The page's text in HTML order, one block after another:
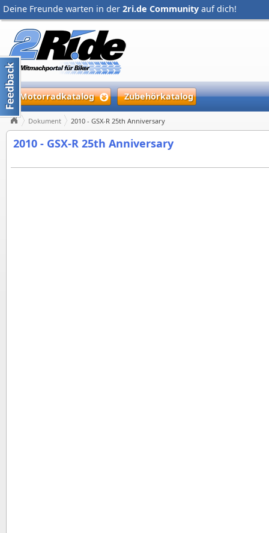
Deine Freunde warten in der 2ri.de Community auf dich!
Motorradkatalog Zubehörkatalog
Dokument 2010 - GSX-R 25th Anniversary
2010 - GSX-R 25th Anniversary